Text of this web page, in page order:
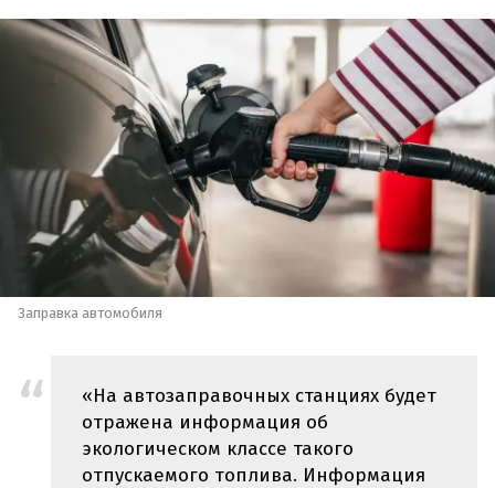
Заправка автомобиля
«На автозаправочных станциях будет
отражена информация об
экологическом классе такого
отпускаемого топлива. Информация